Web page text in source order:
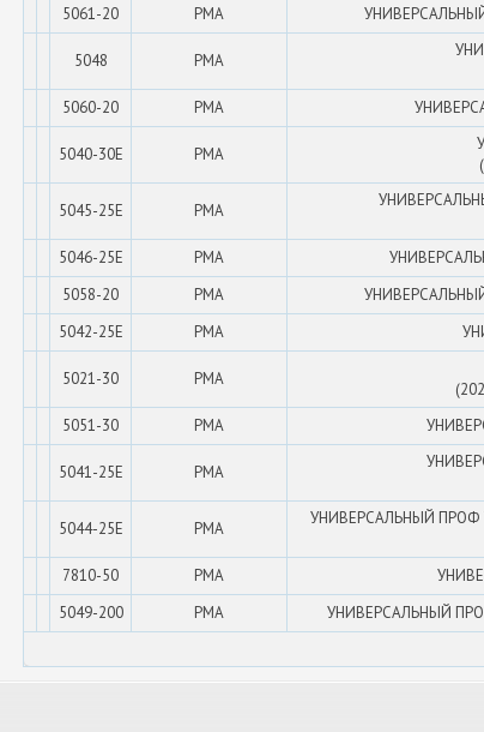
5061-20 PMA УНИВЕРСАЛЬНЫЙ
5048 PMA
5060-20 PMA
5040-30E PMA
5045-25E PMA
5046-25E PMA
5058-20 PMA УНИВЕРСАЛЬНЫЙ
5042-25E PMA
5021-30 PMA
5051-30 PMA
5041-25E PMA
5044-25E PMA
УНИВЕРСАЛЬНЫЙ ПРОФ
7810-50 PMA
5049-200 PMA УНИВЕРСАЛЬНЫЙ